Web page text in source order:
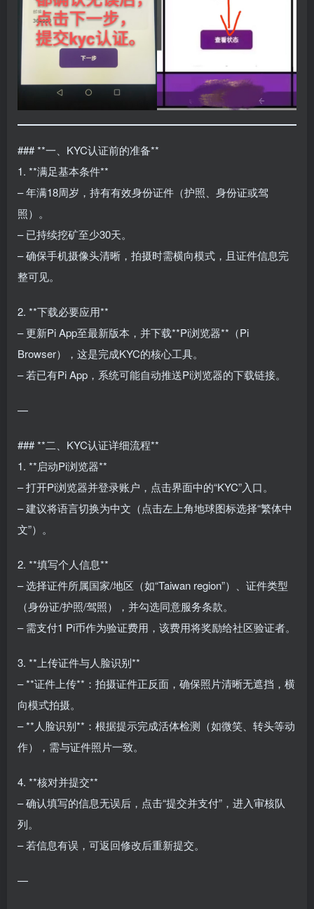
### **一、KYC认证前的准备**
1. **满足基本条件**
– 年满18周岁，持有有效身份证件（护照、身份证或驾
照）。
– 已持续挖矿至少30天。
– 确保手机摄像头清晰，拍摄时需横向模式，且证件信息完
整可见。
2. **下载必要应用**
– 更新Pi App至最新版本，并下载**Pi浏览器**（Pi
Browser），这是完成KYC的核心工具。
– 若已有Pi App，系统可能自动推送Pi浏览器的下载链接。
—
### **二、KYC认证详细流程**
1. **启动Pi浏览器**
– 打开Pi浏览器并登录账户，点击界面中的“KYC”入口。
– 建议将语言切换为中文（点击左上角地球图标选择“繁体中
文”）。
2. **填写个人信息**
– 选择证件所属国家/地区（如“Taiwan region”）、证件类型
（身份证/护照/驾照），并勾选同意服务条款。
– 需支付1 Pi币作为验证费用，该费用将奖励给社区验证者。
3. **上传证件与人脸识别**
– **证件上传**：拍摄证件正反面，确保照片清晰无遮挡，横
向模式拍摄。
– **人脸识别**：根据提示完成活体检测（如微笑、转头等动
作），需与证件照片一致。
4. **核对并提交**
– 确认填写的信息无误后，点击“提交并支付”，进入审核队
列。
– 若信息有误，可返回修改后重新提交。
—